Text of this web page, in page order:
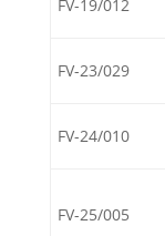
FV-19/012
FV-23/029
FV-24/010
FV-25/005